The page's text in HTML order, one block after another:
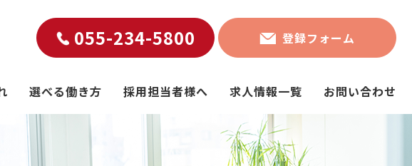
055-234-5800 登録フォーム
選べる働き方 採用担当者様へ 求人情報一覧 お問い合わせ